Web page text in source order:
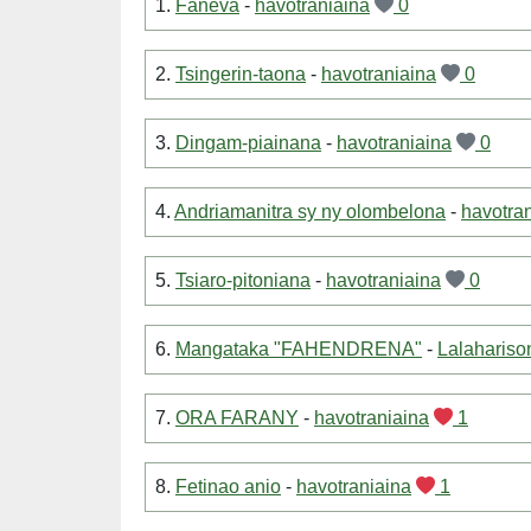
1. Faneva - havotraniaina 0
2. Tsingerin-taona - havotraniaina 0
3. Dingam-piainana - havotraniaina 0
4. Andriamanitra sy ny olombelona -
5. Tsiaro-pitoniana - havotraniaina 0
6. Mangataka "FAHENDRENA" -
7. ORA FARANY - havotraniaina 1
8. Fetinao anio - havotraniaina 1